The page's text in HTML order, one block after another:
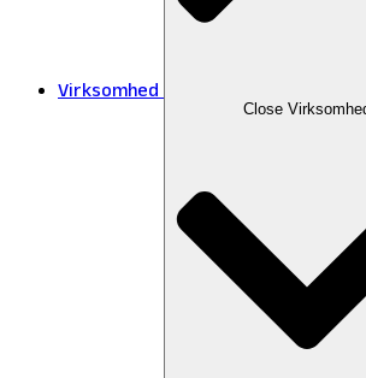
Virksomhed
Close